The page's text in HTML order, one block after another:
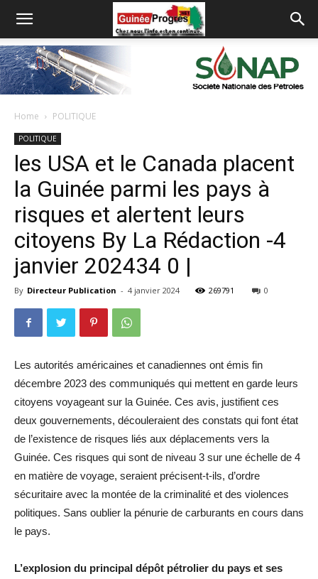
Home POLITIQUE
POLITIQUE
les USA et le Canada placent
la Guinée parmi les pays à
risques et alertent leurs
citoyens By La Rédaction -4
janvier 202434 0 |
By Directeur Publication - 4 janvier 2024 269791 0
Les autorités américaines et canadiennes ont émis fin
décembre 2023 des communiqués qui mettent en garde leurs
citoyens voyageant sur la Guinée. Ces avis, justifient ces
deux gouvernements, découleraient des constats qui font état
de l’existence de risques liés aux déplacements vers la
Guinée. Ces risques qui sont de niveau 3 sur une échelle de 4
en matière de voyage, seraient précisent-t-ils, d’ordre
sécuritaire avec la montée de la criminalité et des violences
politiques. Sans oublier la pénurie de carburants en cours dans
le pays.
L’explosion du principal dépôt pétrolier du pays et ses